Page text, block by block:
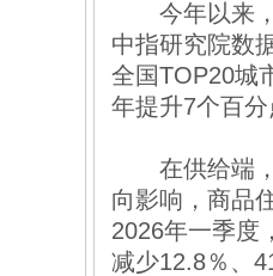
今年以来，
中指研究院数
全国TOP20城
年提升7个百
在供给端，
向影响，商品
2026年一季度
减少12.8％、